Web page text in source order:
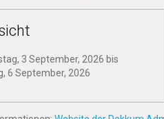
3 September, 2026 bis
6 September, 2026